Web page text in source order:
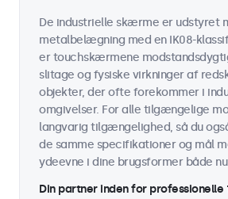
De industrielle skærme er udstyret
metalbelægning med en IK08-
er touchskærmene
slitage og fysiske virkninger af
objekter, der ofte forekommer i
omgivelser. For alle tilgængelige
langvarig tilgængelighed, så du
de samme specifikationer og mål
ydeevne i dine brugsformer både
Din partner inden for professionelle